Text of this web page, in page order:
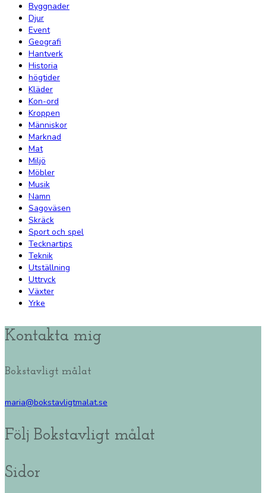
Byggnader
Djur
Event
Geografi
Hantverk
Historia
högtider
Kläder
Kon-ord
Kroppen
Människor
Marknad
Mat
Miljö
Möbler
Musik
Namn
Sagoväsen
Skräck
Sport och spel
Tecknartips
Teknik
Utställning
Uttryck
Växter
Yrke
Kontakta mig
Bokstavligt målat
maria@bokstavligtmalat.se
Följ Bokstavligt målat
Sidor